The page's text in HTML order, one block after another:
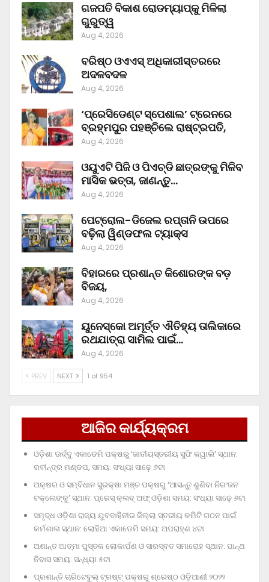
ଗଜପତି ବିକାଶ ରୋଡମ୍ୟାପ୍‌କୁ ମିଳିଲା
ଗୁରୁତ୍ୱ
Aug 4, 2026
ବରିଷ୍ଠ ଓଏଏସ୍‌ ଅଧିକାରୀସ୍ତରରେ
ଅଦଳବଦଳ
Aug 4, 2026
‘ପ୍ରେସିଡେଣ୍ଟ ସ୍ପେଶାଲ’ ଟ୍ରେନରେ
ବ୍ରହ୍ମପୁର ପହଞ୍ଚିଲେ ରାଷ୍ଟ୍ରପତି,
Aug 4, 2026
ଓୟୁଏଟି ପିଜି ଓ ପିଏଚ୍‌ଡି ଛାତ୍ରଙ୍କୁ ମିଳିବ
ମାସିକ ଭତ୍ତା, ଜାଣନ୍ତୁ…
Aug 4, 2026
ପେଟ୍ରୋଲ-ଡିଜେଲ ରପ୍ତାନି ଉପରେ
ବଢ଼ିଲା ୱିଣ୍ଡଫଲ ଟ୍ୟାକ୍ସ
Aug 4, 2026
ବିହାରରେ ପ୍ରଶାନ୍ତ କିଶୋରଙ୍କ ବଡ଼
ବିଜୟ,
Aug 4, 2026
ୟୁନେସ୍କୋ ଅମୂର୍ତ୍ତ ଐତିହ୍ୟ ତାଲିକାରେ
ରଥଯାତ୍ରା ସାମିଲ ପାଇଁ…
Aug 4, 2026
PREV NEXT 1 of 954
ଆଜିର କାର୍ଯ୍ୟକ୍ରମ
ଓଡ଼ିଶା ଊର୍ଦ୍ଦୁ ଏକାଡେମି ପକ୍ଷରୁ ‘ଜାତୀୟସ୍ତରୀୟ ସୁଫି କୱାଲି’ ସ୍ଥାନ:
ରବୀନ୍ଦ୍ର ମଣ୍ଡପ, ସମୟ: ସଂଧ୍ୟା ସାଢ଼େ ୬ଟା
ଅକ୍ଷର ଓ ସମ୍ବିଧାନ ସୁରକ୍ଷା ମଞ୍ଚ ପକ୍ଷରୁ ‘ଆସନ୍ତୁ ଶୁଣିବା ନିରଂଜନ
ଟକ୍‌ଲେଙ୍କୁ’ ସ୍ଥାନ: ପ୍ରେସ୍‌ କ୍ଲବ୍‌ ଅଫ୍‌ ଓଡ଼ିଶା ସମୟ: ସଂଧ୍ୟା ସାଢ଼େ ୬ଟା
ସମୃଦ୍ଧ ଓଡ଼ିଶା ରାଜ୍ୟ ଯୁବବାହିନୀର ଜିଲ୍ଲା ସ୍ତରୀୟ କମିଟି ଗଠନ ପାଇଁ
କର୍ମଶାଳା ସ୍ଥାନ: ଲୋହିଆ ଏକାଡେମି ସମୟ: ଅପରାହ୍‌ଣ ୪ଟା
ଅଶାନ୍ତ ଆତ୍ମା ପୁସ୍ତକ ଲୋକାର୍ପଣ ଓ ସାରସ୍ବତ ସମାରୋହ ସ୍ଥାନ: ପାନ୍ଥ
ନିବାସ ସମୟ: ସନ୍ଧ୍ୟା ୫ଟା
ପ୍ରଶାନ୍ତି ଚାରିଟେବୁଲ୍‌ ଟ୍ରଷ୍ଟ୍‌ ପକ୍ଷରୁ ଶ୍ରେଷ୍ଠ ଓଡ଼ିଆଣୀ ୨୦୨୨